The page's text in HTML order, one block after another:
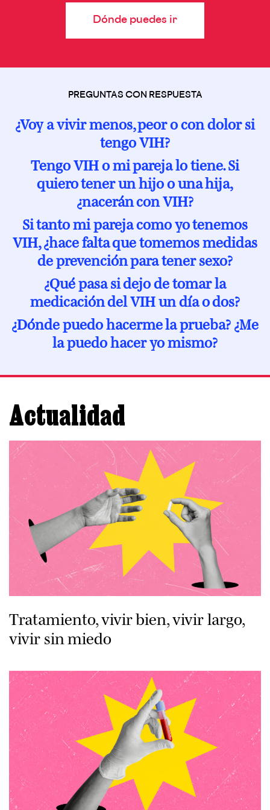
Desde los 60
Tratamiento como prevención
Características de la prevención combinada
Dónde puedes ir
PREGUNTAS CON RESPUESTA
¿Voy a vivir menos, peor o con dolor si
tengo VIH?
Tengo VIH o mi pareja lo tiene. Si
quiero tener un hijo o una hija,
¿nacerán con VIH?
Si tanto mi pareja como yo tenemos
VIH, ¿hace falta que tomemos medidas
de prevención para tener sexo?
¿Qué pasa si dejo de tomar la
medicación del VIH un día o dos?
¿Dónde puedo hacerme la prueba? ¿Me
la puedo hacer yo mismo?
Actualidad
Tratamiento, vivir bien, vivir largo,
vivir sin miedo